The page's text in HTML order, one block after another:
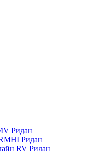
Ридан
Ридан
RV Ридан